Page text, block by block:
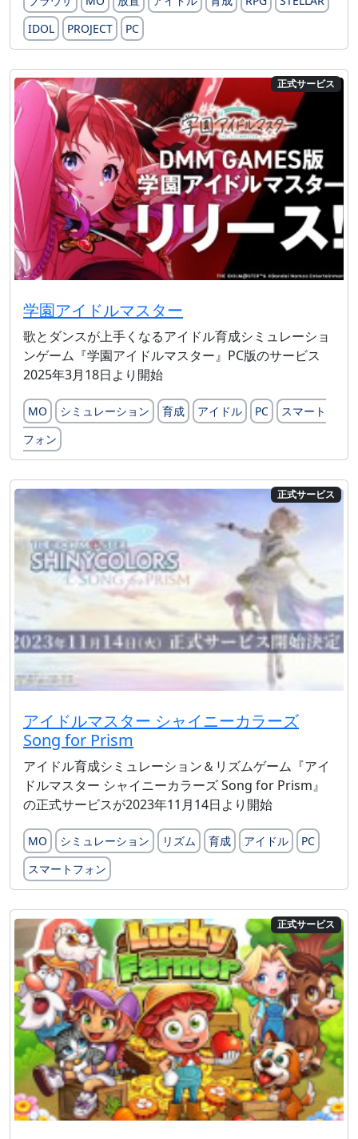
IDOL
PROJECT PC
正式サービス
学園アイドルマスター
歌とダンスが上手くなるアイドル育成シミュレーショ
ンゲーム『学園アイドルマスター』PC版のサービス
2025年3月18日より開始
MO シミュレーション 育成 アイドル PC
スマート
フォン
正式サービス
アイドルマスター シャイニーカラーズ
Song for Prism
アイドル育成シミュレーション＆リズムゲーム『アイ
ドルマスター シャイニーカラーズ Song for Prism』
の正式サービスが2023年11月14日より開始
MO シミュレーション リズム 育成 アイドル
PC
スマートフォン
正式サービス